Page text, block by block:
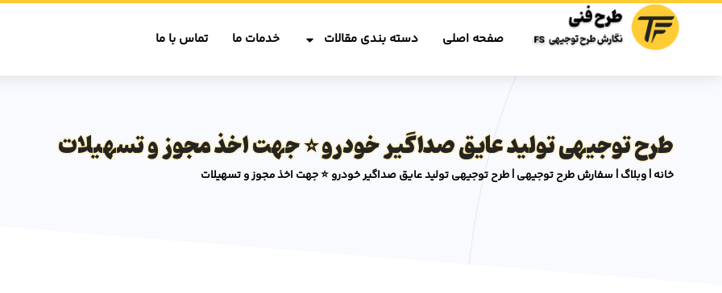
صفحه اصلی دسته بندی مقالات خدمات ما تماس با ما
طرح توجیهی تولید عایق صداگیر خودرو ⭐️ جهت اخذ مجوز و تسهیلات
خانه|وبلاگ| سفارش طرح توجیهی|طرح توجیهی تولید عایق صداگیر خودرو ⭐️ جهت اخذ مجوز و تسهیلات